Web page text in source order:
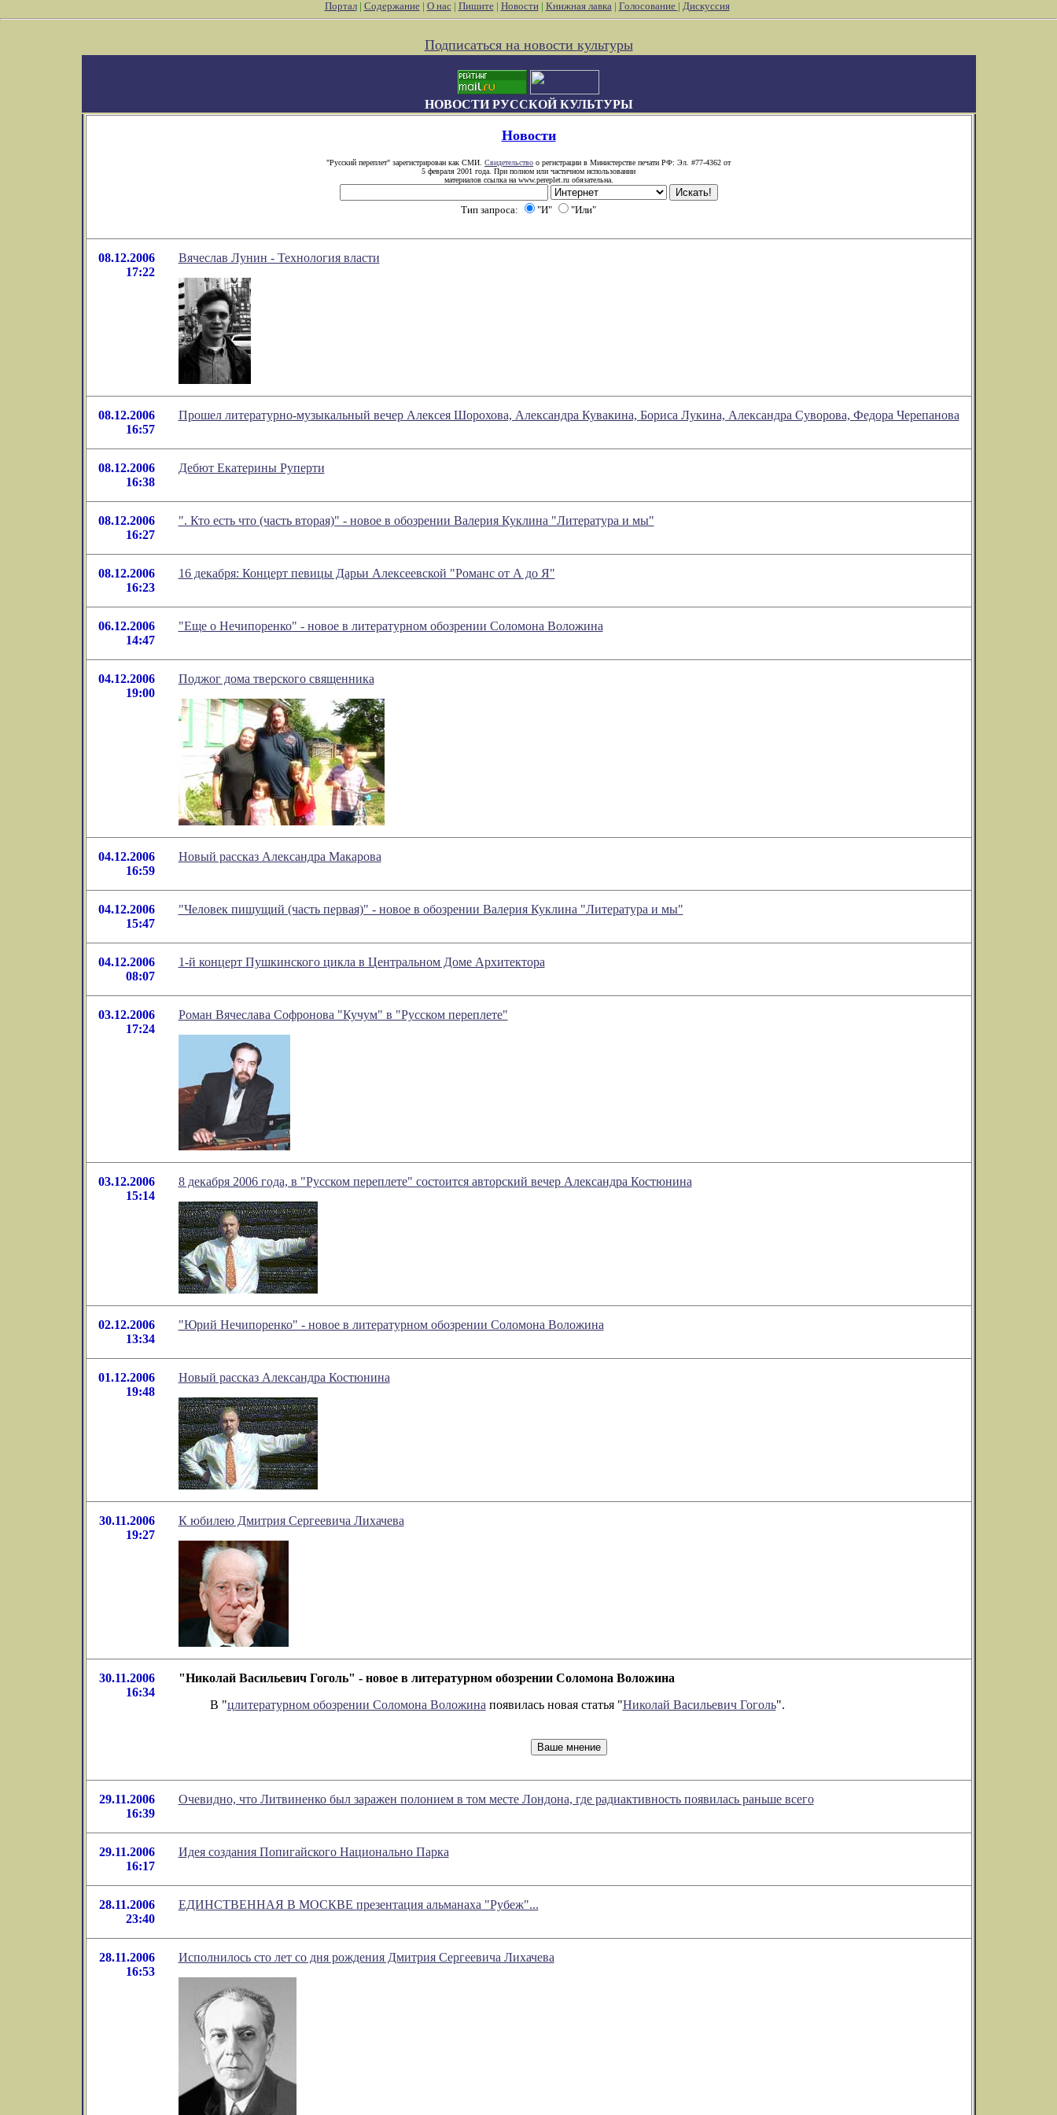
Портал| Содержание| О нас| Пишите| Новости| Книжная лавка| Голосование | Дискуссия
Подписаться на новости культуры
НОВОСТИ РУССКОЙ КУЛЬТУРЫ
Новости
"Русский переплет" зарегистрирован как СМИ. Свидетельство о регистрации в Министерстве печати РФ: Эл. #77-4362 от
5 февраля 2001 года. При полном или частичном использовании
материалов ссылка на www.pereplet.ru обязательна.
Тип запроса: "И" "Или"
08.12.2006
17:22
Вячеслав Лунин - Технология власти
08.12.2006
16:57
Прошел литературно-музыкальный вечер Алексея Шорохова, Александра Кувакина, Бориса Лукина, Александра Суворова, Федора Черепанова
08.12.2006
16:38
Дебют Екатерины Руперти
08.12.2006
16:27
". Кто есть что (часть вторая)" - новое в обозрении Валерия Куклина "Литература и мы"
08.12.2006
16:23
16 декабря: Концерт певицы Дарьи Алексеевской "Романс от А до Я"
06.12.2006
14:47
"Еще о Нечипоренко" - новое в литературном обозрении Соломона Воложина
04.12.2006
19:00
Поджог дома тверского священника
04.12.2006
16:59
Новый рассказ Александра Макарова
04.12.2006
15:47
"Человек пишущий (часть первая)" - новое в обозрении Валерия Куклина "Литература и мы"
04.12.2006
08:07
1-й концерт Пушкинского цикла в Центральном Доме Архитектора
03.12.2006
17:24
Роман Вячеслава Софронова "Кучум" в "Русском переплете"
03.12.2006
15:14
8 декабря 2006 года, в "Русском переплете" состоится авторский вечер Александра Костюнина
02.12.2006
13:34
"Юрий Нечипоренко" - новое в литературном обозрении Соломона Воложина
01.12.2006
19:48
Новый рассказ Александра Костюнина
30.11.2006
19:27
К юбилею Дмитрия Сергеевича Лихачева
30.11.2006
16:34
"Николай Васильевич Гоголь" - новое в литературном обозрении Соломона Воложина
В "цлитературном обозрении Соломона Воложина появилась новая статья "Николай Васильевич Гоголь".
29.11.2006
16:39
Очевидно, что Литвиненко был заражен полонием в том месте Лондона, где радиактивность появилась раньше всего
29.11.2006
16:17
Идея создания Попигайского Национально Парка
28.11.2006
23:40
ЕДИНСТВЕННАЯ В МОСКВЕ презентация альманаха "Рубеж"...
28.11.2006
16:53
Исполнилось сто лет со дня рождения Дмитрия Сергеевича Лихачева